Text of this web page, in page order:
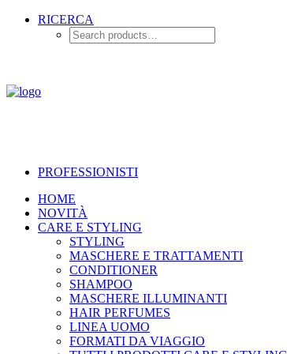
RICERCA
PROFESSIONISTI
HOME
NOVITÀ
CARE E STYLING
STYLING
MASCHERE E TRATTAMENTI
CONDITIONER
SHAMPOO
MASCHERE ILLUMINANTI
HAIR PERFUMES
LINEA UOMO
FORMATI DA VIAGGIO